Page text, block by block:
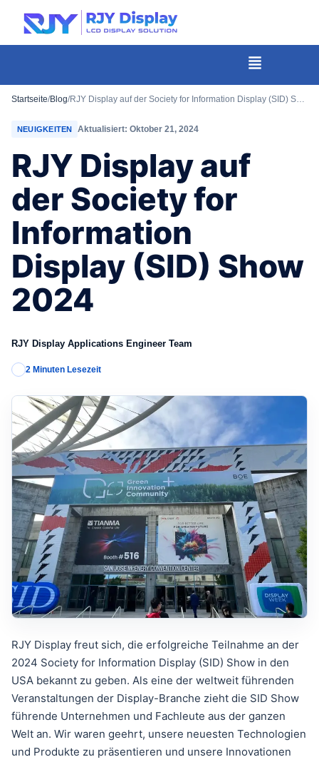
Wähle
für
Menü
Startseite/Blog/ RJY Display auf der Society for Information Display (SID) Show 2024
NEUIGKEITEN Aktualisiert: Oktober 21, 2024
RJY Display auf
der Society for
Information
Display (SID) Show
2024
RJY Display Applications Engineer Team
2 Minuten Lesezeit
RJY Display freut sich, die erfolgreiche Teilnahme an der
2024 Society for Information Display (SID) Show in den
USA bekannt zu geben. Als eine der weltweit führenden
Veranstaltungen der Display-Branche zieht die SID Show
führende Unternehmen und Fachleute aus der ganzen
Welt an. Wir waren geehrt, unsere neuesten Technologien
und Produkte zu präsentieren und unsere Innovationen